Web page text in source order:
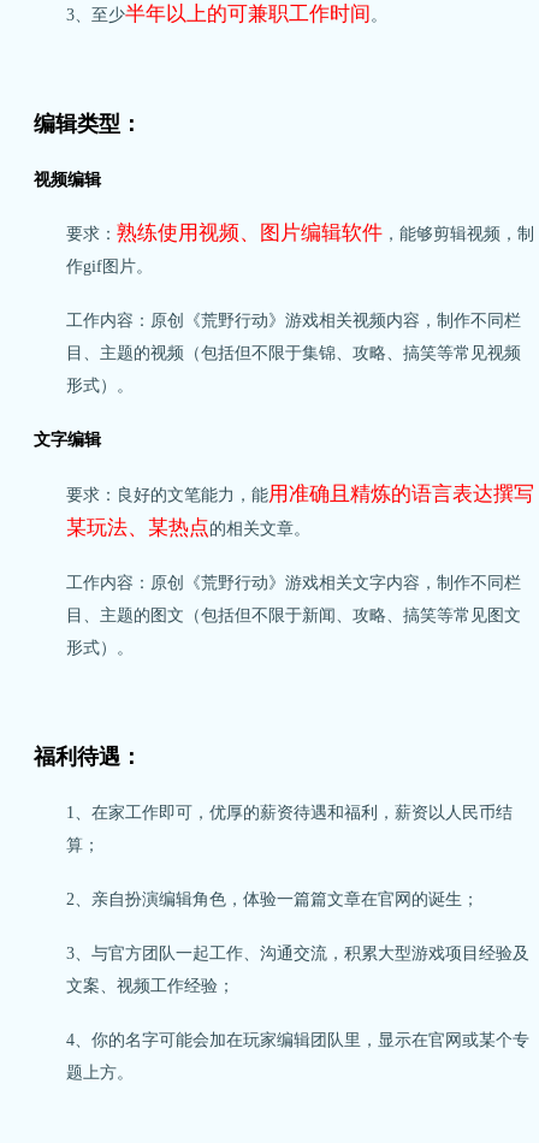
3、至少半年以上的可兼职工作时间。
编辑类型：
视频编辑
要求： 熟练使用视频、图片编辑软件，能够剪辑视频，制
作gif图片。
工作内容：原创《荒野行动》游戏相关视频内容，制作不同栏
目、主题的视频（包括但不限于集锦、攻略、搞笑等常见视频
形式）。
文字编辑
要求：良好的文笔能力，能用准确且精炼的语言表达撰写
某玩法、某热点的相关文章。
工作内容：原创《荒野行动》游戏相关文字内容，制作不同栏
目、主题的图文（包括但不限于新闻、攻略、搞笑等常见图文
形式）。
福利待遇：
1、在家工作即可，优厚的薪资待遇和福利，薪资以人民币结
算；
2、亲自扮演编辑角色，体验一篇篇文章在官网的诞生；
3、与官方团队一起工作、沟通交流，积累大型游戏项目经验及
文案、视频工作经验；
4、你的名字可能会加在玩家编辑团队里，显示在官网或某个专
题上方。